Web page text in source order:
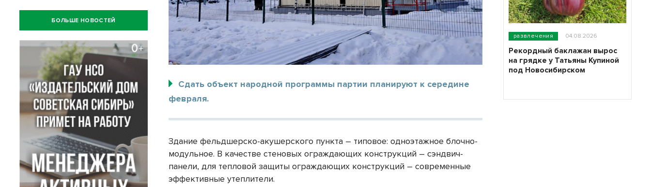
Сдать объект народной программы партии планируют к середине
февраля.
Здание фельдшерско-акушерского пункта – типовое: одноэтажное блочно-
модульное. В качестве стеновых ограждающих конструкций – сэндвич-
панели, для тепловой защиты ограждающих конструкций – современные
эффективные утеплители.
БОЛЬШЕ НОВОСТЕЙ
развлечения 04.08.2026
Рекордный баклажан вырос
на грядке у Татьяны Купиной
под Новосибирском